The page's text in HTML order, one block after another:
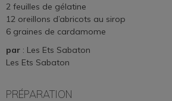
2 feuilles de gélatine
12 oreillons d’abricots au sirop
6 graines de cardamome
par : Les Ets Sabaton
Les Ets Sabaton
PRÉPARATION